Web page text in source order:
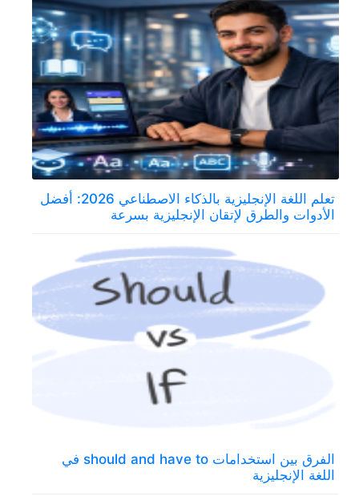
تعلم اللغة الإنجليزية بالذكاء الاصطناعي 2026: أفضل
الأدوات والطرق لإتقان الإنجليزية بسرعة
الفرق بين استخدامات should and have to في
اللغة الإنجليزية